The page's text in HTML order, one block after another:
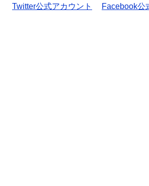
Twitter公式アカウント
Facebook公